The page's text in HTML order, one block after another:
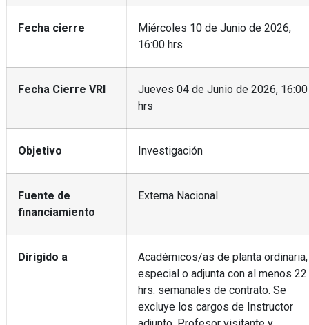
Fecha cierre
Miércoles 10 de Junio de 2026,
16:00 hrs
Fecha Cierre VRI
Jueves 04 de Junio de 2026, 16:00
hrs
Objetivo Investigación
Fuente de
financiamiento
Externa Nacional
Dirigido a
Académicos/as de planta ordinaria,
especial o adjunta con al menos 22
hrs. semanales de contrato. Se
excluye los cargos de Instructor